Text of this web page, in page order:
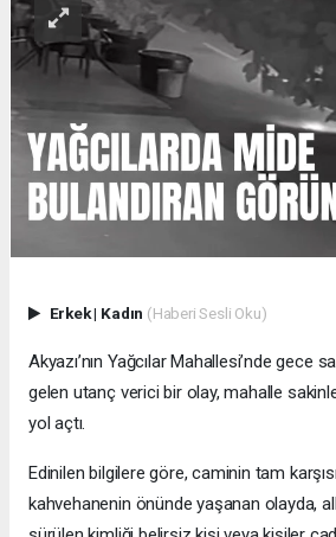
Erkek| Kadın (Haberi Sesli Oku)
Akyazı’nın Yağcılar Mahallesi’nde gece
gelen utanç verici bir olay, mahalle
yol açtı.
Edinilen bilgilere göre, caminin tam
kahvehanenin önünde yaşanan olayda,